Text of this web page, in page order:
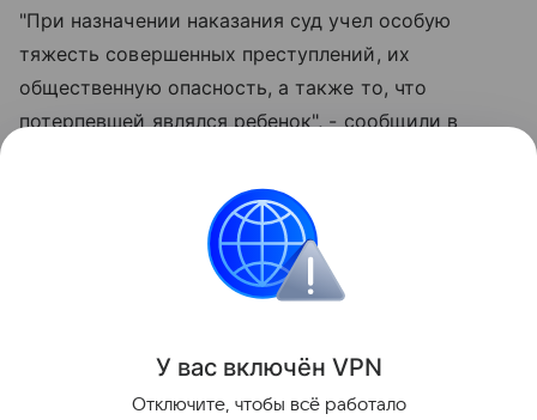
"При назначении наказания суд учел особую
тяжесть совершенных преступлений, их
общественную опасность, а также то, что
потерпевшей являлся ребенок", - сообщили в
Суд приговорил педофила к 20 годам лишения
свободы. Отбывать наказание он будет в
исправительной колонии строгого режима.
Поделиться
У вас включён VPN
Отключите, чтобы всё работало